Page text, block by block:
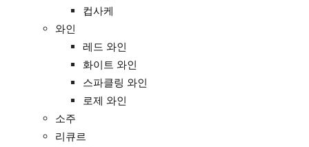
컵사케
와인
레드 와인
화이트 와인
스파클링 와인
로제 와인
소주
리큐르